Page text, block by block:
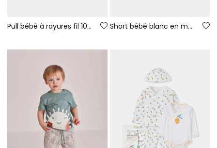
Pull bébé à rayures fil 100 % recyclé | Limited Edition Short bébé blanc en maille fil 100 % recyclé | Limited Edition